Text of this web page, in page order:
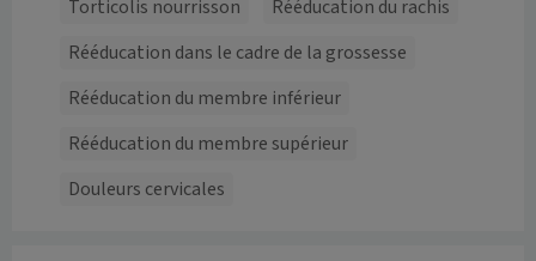
Torticolis nourrisson
Rééducation du rachis
Rééducation dans le cadre de la grossesse
Rééducation du membre inférieur
Rééducation du membre supérieur
Douleurs cervicales